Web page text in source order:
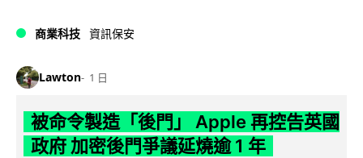
商業科技 資訊保安
Lawton 1 日
被命令製造「後門」 Apple 再控告英國
政府 加密後門爭議延燒逾 1 年